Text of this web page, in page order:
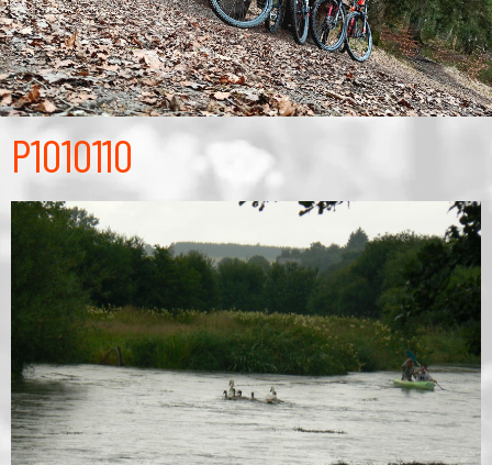
P1010110